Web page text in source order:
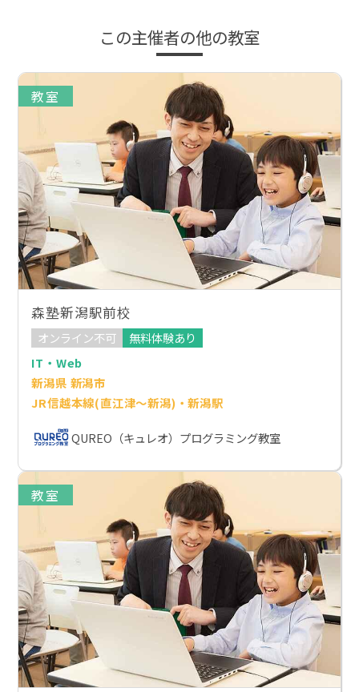
この主催者の他の教室
教室
森塾新潟駅前校
オンライン不可
無料体験あり
IT・Web
新潟県 新潟市
JR信越本線(直江津～新潟)・新潟駅
QUREO（キュレオ）プログラミング教室
教室